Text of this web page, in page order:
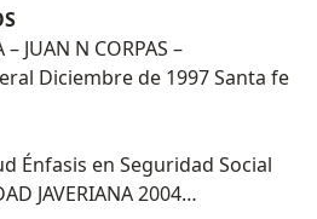
JUAN N CORPAS –
Diciembre de 1997 Santa fe
Énfasis en Seguridad Social
JAVERIANA 2004